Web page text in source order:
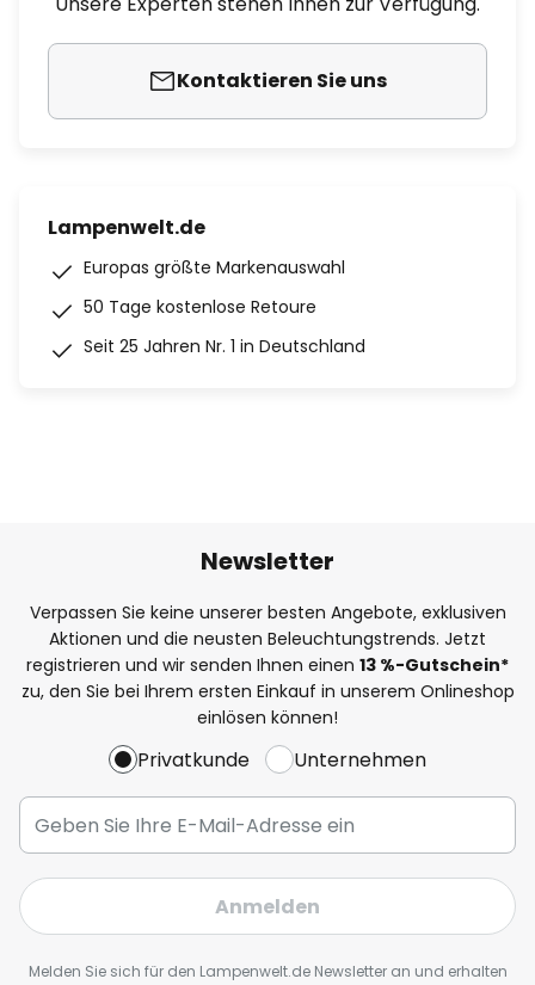
Kontaktieren Sie uns
Lampenwelt.de
Europas größte Markenauswahl
50 Tage kostenlose Retoure
Seit 25 Jahren Nr. 1 in Deutschland
Newsletter
Verpassen Sie keine unserer besten Angebote, exklusiven
Aktionen und die neusten Beleuchtungstrends. Jetzt
registrieren und wir senden Ihnen einen 13 %-Gutschein*
zu, den Sie bei Ihrem ersten Einkauf in unserem Onlineshop
einlösen können!
Privatkunde Unternehmen
Anmelden
Melden Sie sich für den Lampenwelt.de Newsletter an und erhalten